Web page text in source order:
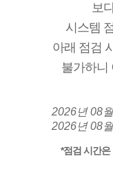
보
시스템
아래 점검
불가하니
2026년 08
2026년 08
*점검 시간